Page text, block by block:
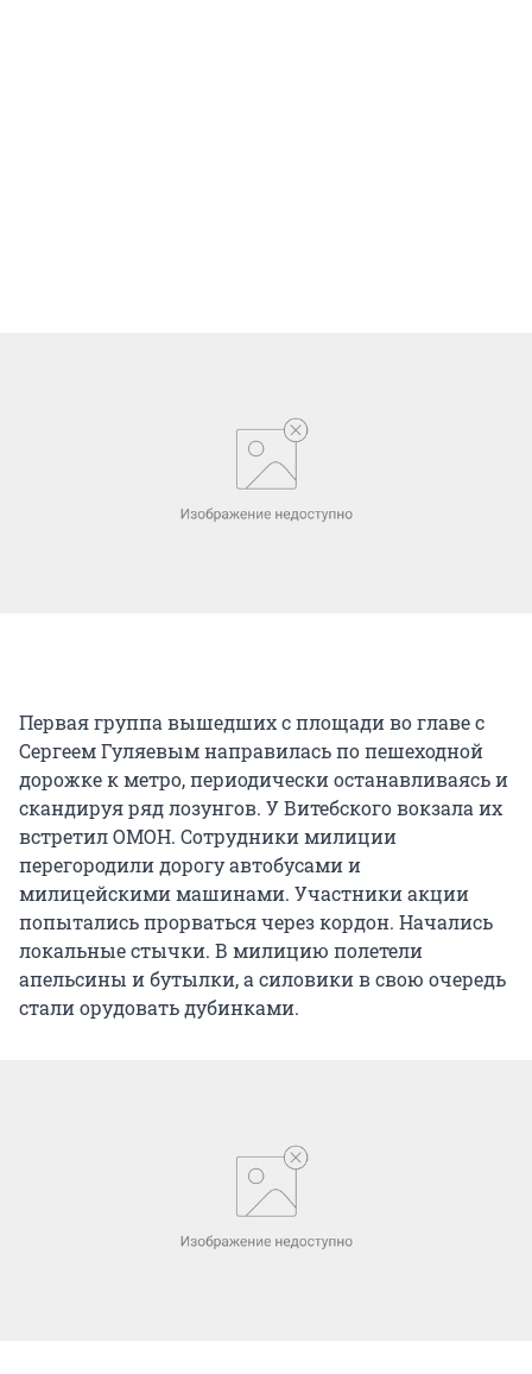
Первая группа вышедших с площади во главе с
Сергеем Гуляевым направилась по пешеходной
дорожке к метро, периодически останавливаясь и
скандируя ряд лозунгов. У Витебского вокзала их
встретил ОМОН. Сотрудники милиции
перегородили дорогу автобусами и
милицейскими машинами. Участники акции
попытались прорваться через кордон. Начались
локальные стычки. В милицию полетели
апельсины и бутылки, а силовики в свою очередь
стали орудовать дубинками.